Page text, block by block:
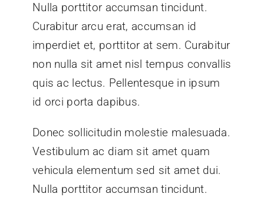
Nulla porttitor accumsan tincidunt.
Curabitur arcu erat, accumsan id
imperdiet et, porttitor at sem. Curabitur
non nulla sit amet nisl tempus convallis
quis ac lectus. Pellentesque in ipsum
id orci porta dapibus.
Donec sollicitudin molestie malesuada.
Vestibulum ac diam sit amet quam
vehicula elementum sed sit amet dui.
Nulla porttitor accumsan tincidunt.